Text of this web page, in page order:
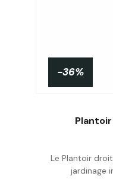
-36%
Le Plantoir
jardinage